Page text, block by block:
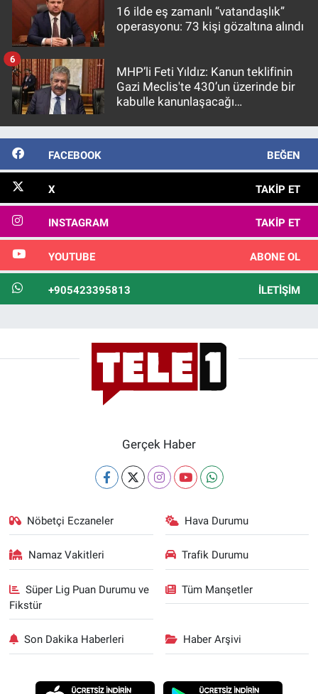
16 ilde eş zamanlı “vatandaşlık”
operasyonu: 73 kişi gözaltına alındı
MHP’li Feti Yıldız: Kanun teklifinin
Gazi Meclis'te 430’un üzerinde bir
kabulle kanunlaşacağı
6
FACEBOOK BEĞEN
X TAKIP ET
INSTAGRAM TAKIP ET
YOUTUBE ABONE OL
+905423395813 İLETIŞIM
Gerçek Haber
Nöbetçi Eczaneler Hava Durumu
Namaz Vakitleri Trafik Durumu
Süper Lig Puan Durumu ve
Fikstür
Tüm Manşetler
Son Dakika Haberleri Haber Arşivi